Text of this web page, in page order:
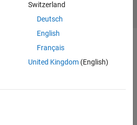
Switzerland
Deutsch
English
Français
United Kingdom(English)